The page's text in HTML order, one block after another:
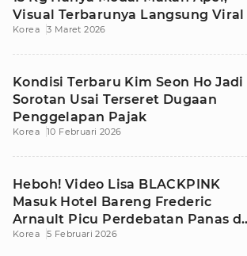
Visual Terbarunya Langsung Viral
Korea 3 Maret 2026
Kondisi Terbaru Kim Seon Ho Jadi
Sorotan Usai Terseret Dugaan
Penggelapan Pajak
Korea 10 Februari 2026
Heboh! Video Lisa BLACKPINK
Masuk Hotel Bareng Frederic
Arnault Picu Perdebatan Panas di
Medsos
Korea 5 Februari 2026